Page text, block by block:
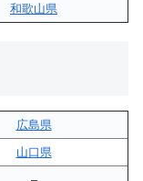
和歌山県
広島県
山口県